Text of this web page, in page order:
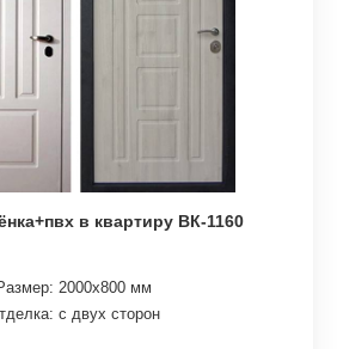
в квартиру ВК-1160
2000х800 мм
с двух сторон